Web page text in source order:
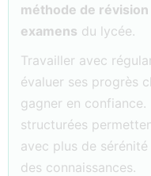
méthode de révision
examens du lycée.
Travailler avec
évaluer ses progrès
gagner en confiance.
structurées
avec plus de
des connaissances.